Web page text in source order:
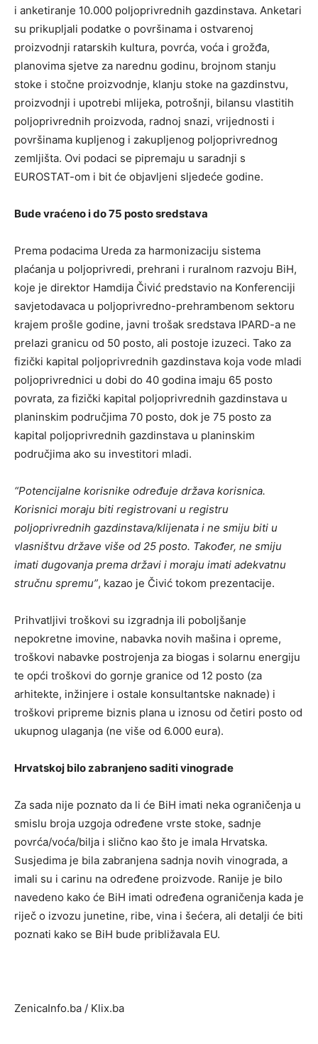
i anketiranje 10.000 poljoprivrednih gazdinstava. Anketari
su prikupljali podatke o površinama i ostvarenoj
proizvodnji ratarskih kultura, povrća, voća i grožđa,
planovima sjetve za narednu godinu, brojnom stanju
stoke i stočne proizvodnje, klanju stoke na gazdinstvu,
proizvodnji i upotrebi mlijeka, potrošnji, bilansu vlastitih
poljoprivrednih proizvoda, radnoj snazi, vrijednosti i
površinama kupljenog i zakupljenog poljoprivrednog
zemljišta. Ovi podaci se pipremaju u saradnji s
EUROSTAT-om i bit će objavljeni sljedeće godine.
Bude vraćeno i do 75 posto sredstava
Prema podacima Ureda za harmonizaciju sistema
plaćanja u poljoprivredi, prehrani i ruralnom razvoju BiH,
koje je direktor Hamdija Čivić predstavio na Konferenciji
savjetodavaca u poljoprivredno-prehrambenom sektoru
krajem prošle godine, javni trošak sredstava IPARD-a ne
prelazi granicu od 50 posto, ali postoje izuzeci. Tako za
fizički kapital poljoprivrednih gazdinstava koja vode mladi
poljoprivrednici u dobi do 40 godina imaju 65 posto
povrata, za fizički kapital poljoprivrednih gazdinstava u
planinskim područjima 70 posto, dok je 75 posto za
kapital poljoprivrednih gazdinstava u planinskim
područjima ako su investitori mladi.
“Potencijalne korisnike određuje država korisnica.
Korisnici moraju biti registrovani u registru
poljoprivrednih gazdinstava/klijenata i ne smiju biti u
vlasništvu države više od 25 posto. Također, ne smiju
imati dugovanja prema državi i moraju imati adekvatnu
stručnu spremu”, kazao je Čivić tokom prezentacije.
Prihvatljivi troškovi su izgradnja ili poboljšanje
nepokretne imovine, nabavka novih mašina i opreme,
troškovi nabavke postrojenja za biogas i solarnu energiju
te opći troškovi do gornje granice od 12 posto (za
arhitekte, inžinjere i ostale konsultantske naknade) i
troškovi pripreme biznis plana u iznosu od četiri posto od
ukupnog ulaganja (ne više od 6.000 eura).
Hrvatskoj bilo zabranjeno saditi vinograde
Za sada nije poznato da li će BiH imati neka ograničenja u
smislu broja uzgoja određene vrste stoke, sadnje
povrća/voća/bilja i slično kao što je imala Hrvatska.
Susjedima je bila zabranjena sadnja novih vinograda, a
imali su i carinu na određene proizvode. Ranije je bilo
navedeno kako će BiH imati određena ograničenja kada je
riječ o izvozu junetine, ribe, vina i šećera, ali detalji će biti
poznati kako se BiH bude približavala EU.
ZenicaInfo.ba / Klix.ba